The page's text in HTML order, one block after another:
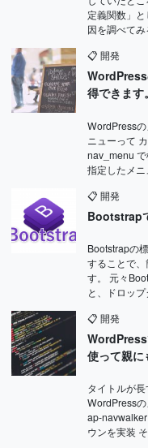
定義関数」
因を調べて
📋 開発
得できます。
WordPress
ニューって
nav_menu で
指定したメ
📋 開発
Bootstrap
Bootstrapの
することで
す。 元々
と、ドロッ
📋 開発
使って親に
タイトルが
WordPress
ap-
ウンを実装